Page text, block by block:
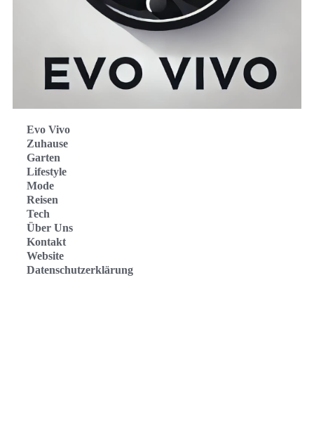
Evo Vivo
Zuhause
Garten
Lifestyle
Mode
Reisen
Tech
Über Uns
Kontakt
Website
Datenschutzerklärung